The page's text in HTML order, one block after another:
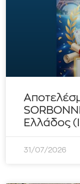
Ελλάδος
31/07/2026